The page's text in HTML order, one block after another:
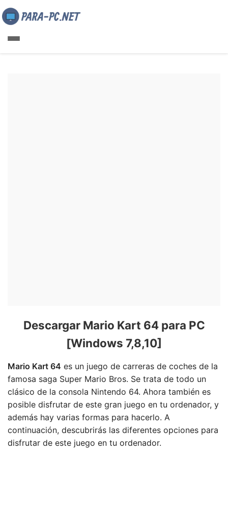
Descargar Mario Kart 64 para PC
[Windows 7,8,10]
Mario Kart 64 es un juego de carreras de coches de la
famosa saga Super Mario Bros. Se trata de todo un
clásico de la consola Nintendo 64. Ahora también es
posible disfrutar de este gran juego en tu ordenador, y
además hay varias formas para hacerlo. A
continuación, descubrirás las diferentes opciones para
disfrutar de este juego en tu ordenador.